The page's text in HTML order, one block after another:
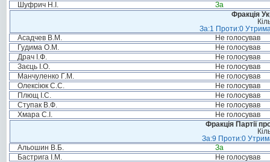
Шуфрич Н.І.
За
Фракція
За:1 Проти:0
Асадчев В.М.
Не голосував
Гудима О.М.
Не голосував
Драч І.Ф.
Не голосував
Заєць І.О.
Не голосував
Манчуленко Г.М.
Не голосував
Олексіюк С.С.
Не голосував
Плющ І.С.
Не голосував
Ступак В.Ф.
Не голосував
Хмара С.І.
Не голосував
Фракція Партії
За:9 Проти:0
Альошин В.Б.
За
Бастрига І.М.
Не голосував